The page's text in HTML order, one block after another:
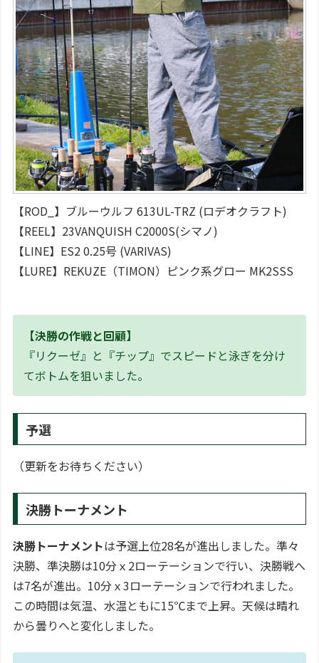
【ROD_】ブルーウルフ 613UL-TRZ (ロデオクラフト)
【REEL】23VANQUISH C2000S(シマノ)
【LINE】ES2 0.25号 (VARIVAS)
【LURE】REKUZE（TIMON）ピンク系グロー MK2SSS
【決勝の作戦と回顧】
『リクーゼ』と『チップ』でスピードと泳ぎを分け
てボトムを狙いました。
予選
（更新をお待ちください）
決勝トーナメント
決勝トーナメントは予選上位28名が進出しました。準々
決勝、準決勝は10分ｘ2ローテーションで行い、決勝戦へ
は7名が進出。10分ｘ3ローテーションで行われました。
この時間は気温、水温ともに15℃まで上昇。天候は晴れ
から曇りへと変化しました。